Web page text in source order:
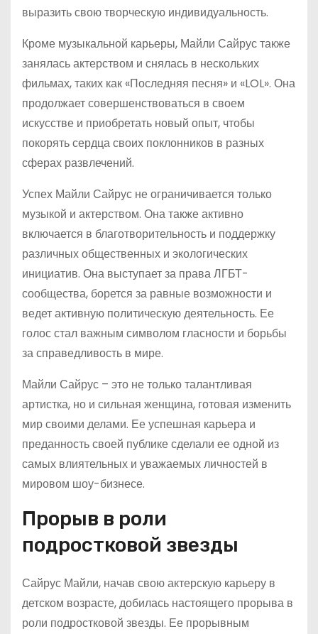
выразить свою творческую индивидуальность.
Кроме музыкальной карьеры, Майли Сайрус также
занялась актерством и снялась в нескольких
фильмах, таких как «Последняя песня» и «LOL». Она
продолжает совершенствоваться в своем
искусстве и приобретать новый опыт, чтобы
покорять сердца своих поклонников в разных
сферах развлечений.
Успех Майли Сайрус не ограничивается только
музыкой и актерством. Она также активно
включается в благотворительность и поддержку
различных общественных и экологических
инициатив. Она выступает за права ЛГБТ-
сообщества, борется за равные возможности и
ведет активную политическую деятельность. Ее
голос стал важным символом гласности и борьбы
за справедливость в мире.
Майли Сайрус – это не только талантливая
артистка, но и сильная женщина, готовая изменить
мир своими делами. Ее успешная карьера и
преданность своей публике сделали ее одной из
самых влиятельных и уважаемых личностей в
мировом шоу-бизнесе.
Прорыв в роли
подростковой звезды
Сайрус Майли, начав свою актерскую карьеру в
детском возрасте, добилась настоящего прорыва в
роли подростковой звезды. Ее прорывным